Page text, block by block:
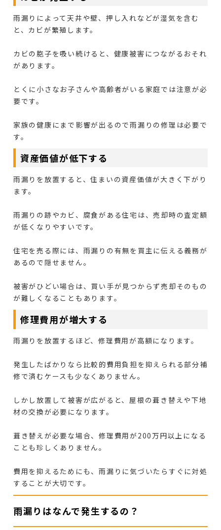
雨漏りによって天井や壁、押し入れなどが湿気を含む
と、カビが繁殖します。
カビの胞子を吸い続けると、健康被害につながるおそれ
があります。
とくに小さなお子さんや高齢者がいる家庭では注意が必
要です。
家族の健康にまで影響が出るので雨漏りの修理は必要で
す。
資産価値が低下する
雨漏りを放置すると、住まいの資産価値が大きく下がり
ます。
雨漏りの跡やカビ、腐食がある住宅は、売却時の査定額
が低くなりやすいです。
住宅を売る際には、雨漏りの有無を買主に伝える義務が
あるので隠せません。
被害がひどい場合は、買い手が見つからず売却そのもの
が難しくなることもあります。
修理費用が増大する
雨漏りを放置するほど、修理費用が高額になります。
発生したばかりなら比較的費用負担を抑えられる部分補
修で済むケースも少なくありません。
しかし放置して被害が広がると、屋根の葺き替えや下地
材の交換が必要になります。
葺き替えが必要な場合、修理費用が200万円以上になる
ことも珍しくありません。
費用を抑えるためにも、雨漏りに気づいたらすぐに対処
することが大切です。
雨漏りはなんで発生するの？